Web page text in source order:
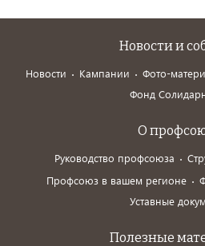
Новости и
Новости Кампании Фото-
Фонд
О
Руководство профсоюза
Профсоюз в вашем регионе
Уставные
Полезные